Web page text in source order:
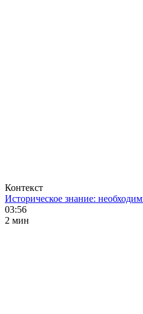
Контекст
Историческое знание:
03:56
2 мин